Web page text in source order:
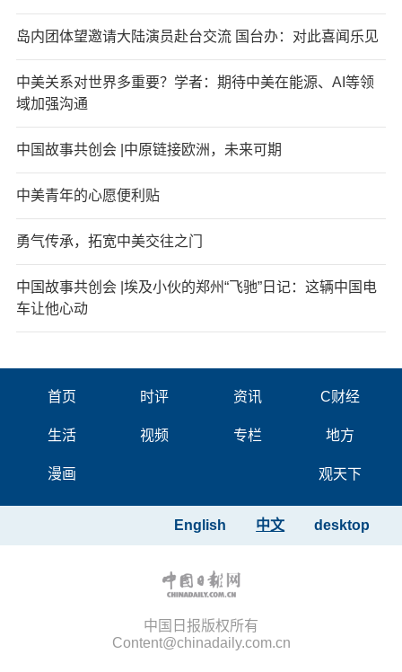
岛内团体望邀请大陆演员赴台交流 国台办：对此喜闻乐见
中美关系对世界多重要？学者：期待中美在能源、AI等领
域加强沟通
中国故事共创会 |中原链接欧洲，未来可期
中美青年的心愿便利贴
勇气传承，拓宽中美交往之门
中国故事共创会 |埃及小伙的郑州“飞驰”日记：这辆中国电
车让他心动
首页 时评 资讯 C财经
生活 视频 专栏 地方
漫画 观天下
desktop
中文
English
中国日报版权所有
Content@chinadaily.com.cn